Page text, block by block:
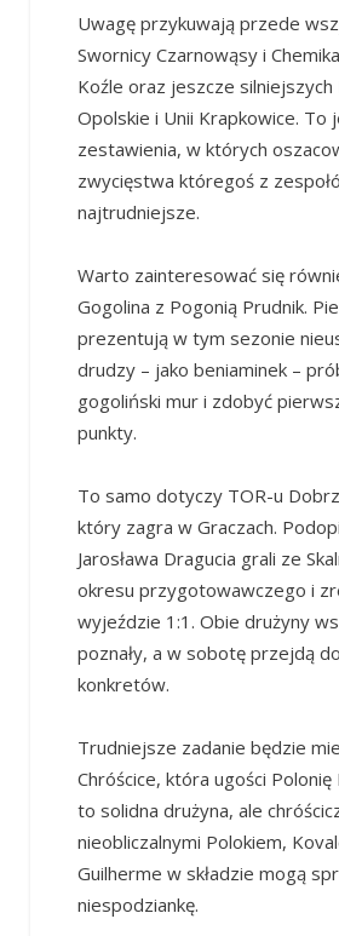
Uwagę przykuwają przede
Swornicy Czarnowąsy i
Koźle oraz jeszcze
Opolskie i Unii Krapkowice. To
zestawienia, w których
zwycięstwa któregoś z
najtrudniejsze.
Warto zainteresować się
Gogolina z Pogonią Prudnik.
prezentują w tym sezonie
drudzy – jako beniaminek –
gogoliński mur i zdobyć
punkty.
To samo dotyczy TOR-u
który zagra w Graczach.
Jarosława Dragucia grali ze
okresu przygotowawczego i
wyjeździe 1:1. Obie drużyny
poznały, a w sobotę przejdą
konkretów.
Trudniejsze zadanie będzie
Chróścice, która ugości Polonię
to solidna drużyna, ale
nieobliczalnymi Polokiem,
Guilherme w składzie mogą
niespodziankę.